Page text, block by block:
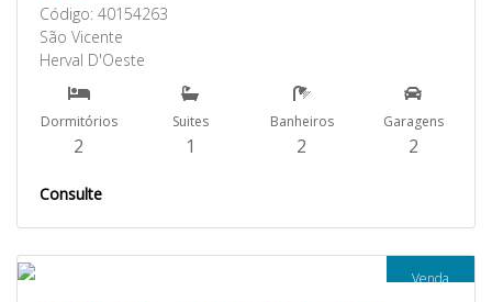
Código: 40154263
São Vicente
Herval D'Oeste
Dormitórios
2
Suites
1
Banheiros
2
Garagens
2
Consulte
Venda